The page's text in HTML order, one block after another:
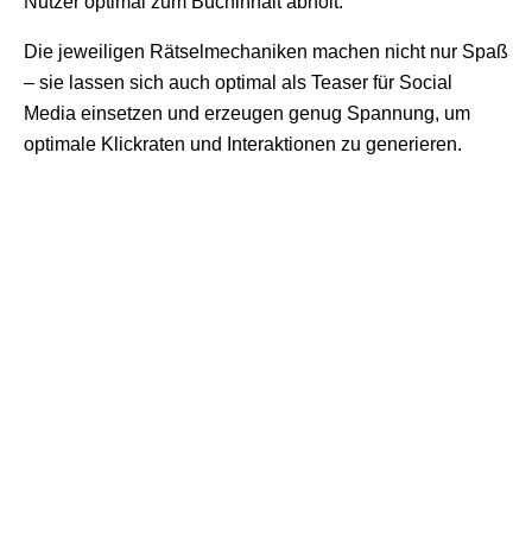
Die jeweiligen Rätselmechaniken machen nicht nur Spaß
– sie lassen sich auch optimal als Teaser für Social
Media einsetzen und erzeugen genug Spannung, um
optimale Klickraten und Interaktionen zu generieren.